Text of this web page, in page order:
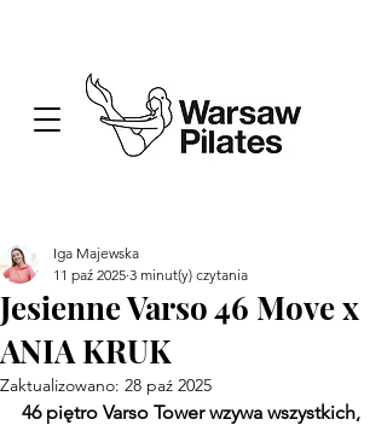
Jesienne Varso 46 Move x
ANIA KRUK
Iga Majewska
11 paź 2025 3 minut(y) czytania
Zaktualizowano: 28 paź 2025
46 piętro Varso Tower wzywa wszystkich,